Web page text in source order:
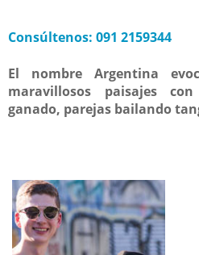
Consúltenos: 091 2159344
El nombre Argentina
maravillosos paisajescon
ganado, parejas bailando